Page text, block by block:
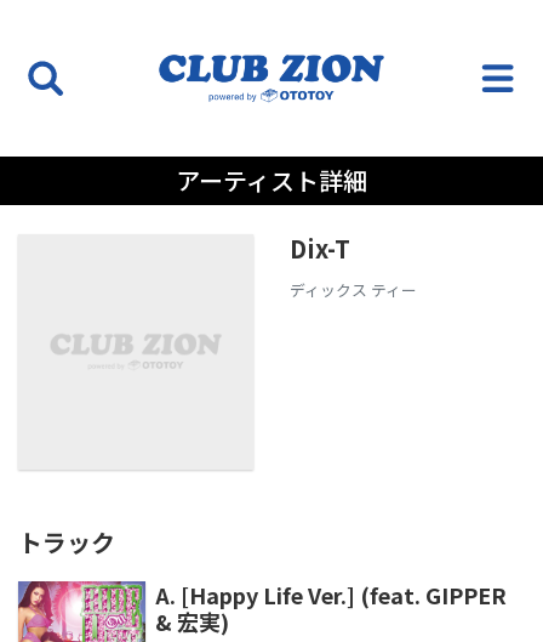
アーティスト詳細
Dix-T
ディックス ティー
トラック
A. [Happy Life Ver.] (feat. GIPPER
& 宏実)